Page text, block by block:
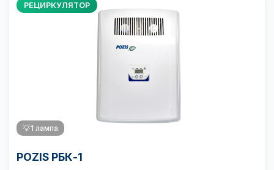
РЕЦИРКУЛЯТОР
💡1 лампа
POZIS РБК-1